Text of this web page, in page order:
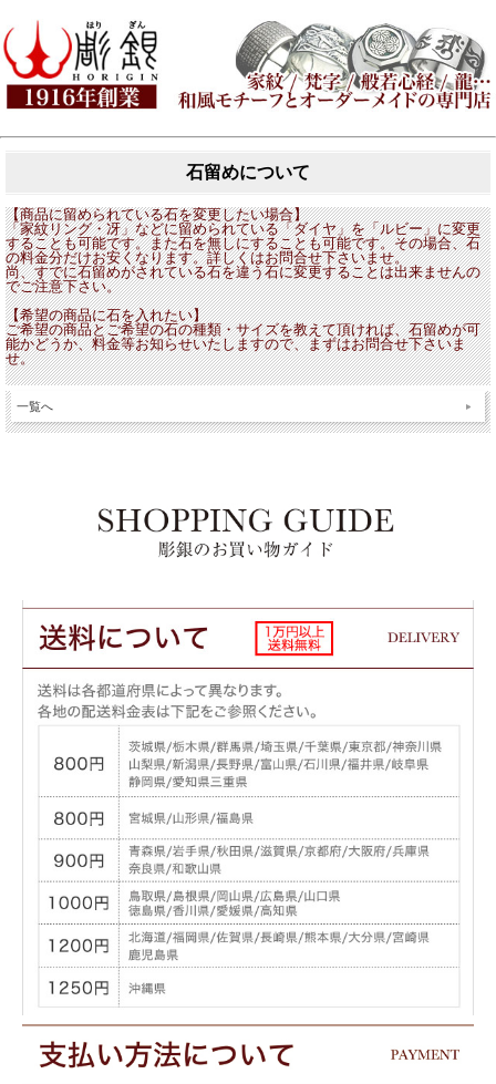
石留めについて
【商品に留められている石を変更したい場合】
「家紋リング・冴」などに留められている「ダイヤ」を「ルビー」に変更
することも可能です。また石を無しにすることも可能です。その場合、石
の料金分だけお安くなります。詳しくはお問合せ下さいませ。
尚、すでに石留めがされている石を違う石に変更することは出来ませんの
でご注意下さい。
【希望の商品に石を入れたい】
ご希望の商品とご希望の石の種類・サイズを教えて頂ければ、石留めが可
能かどうか、料金等お知らせいたしますので、まずはお問合せ下さいま
せ。
一覧へ